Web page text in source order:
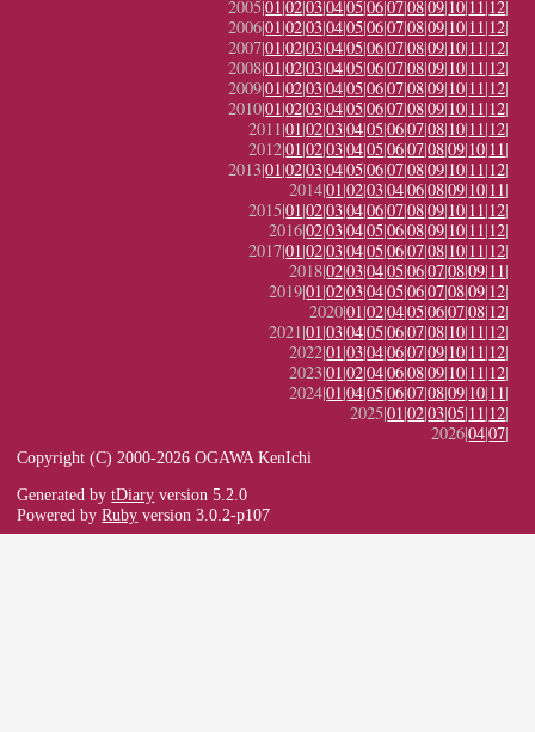
2005|01|02|03|04|05|06|07|08|09|10|11|12|
2006|01|02|03|04|05|06|07|08|09|10|11|12|
2007|01|02|03|04|05|06|07|08|09|10|11|12|
2008|01|02|03|04|05|06|07|08|09|10|11|12|
2009|01|02|03|04|05|06|07|08|09|10|11|12|
2010|01|02|03|04|05|06|07|08|09|10|11|12|
2011|01|02|03|04|05|06|07|08|10|11|12|
2012|01|02|03|04|05|06|07|08|09|10|11|
2013|01|02|03|04|05|06|07|08|09|10|11|12|
2014|01|02|03|04|06|08|09|10|11|
2015|01|02|03|04|06|07|08|09|10|11|12|
2016|02|03|04|05|06|08|09|10|11|12|
2017|01|02|03|04|05|06|07|08|10|11|12|
2018|02|03|04|05|06|07|08|09|11|
2019|01|02|03|04|05|06|07|08|09|12|
2020|01|02|04|05|06|07|08|12|
2021|01|03|04|05|06|07|08|10|11|12|
2022|01|03|04|06|07|09|10|11|12|
2023|01|02|04|06|08|09|10|11|12|
2024|01|04|05|06|07|08|09|10|11|
2025|01|02|03|05|11|12|
2026|04|07|
Copyright (C) 2000-2026 OGAWA KenIchi
Generated bytDiary version 5.2.0
Powered byRuby version 3.0.2-p107